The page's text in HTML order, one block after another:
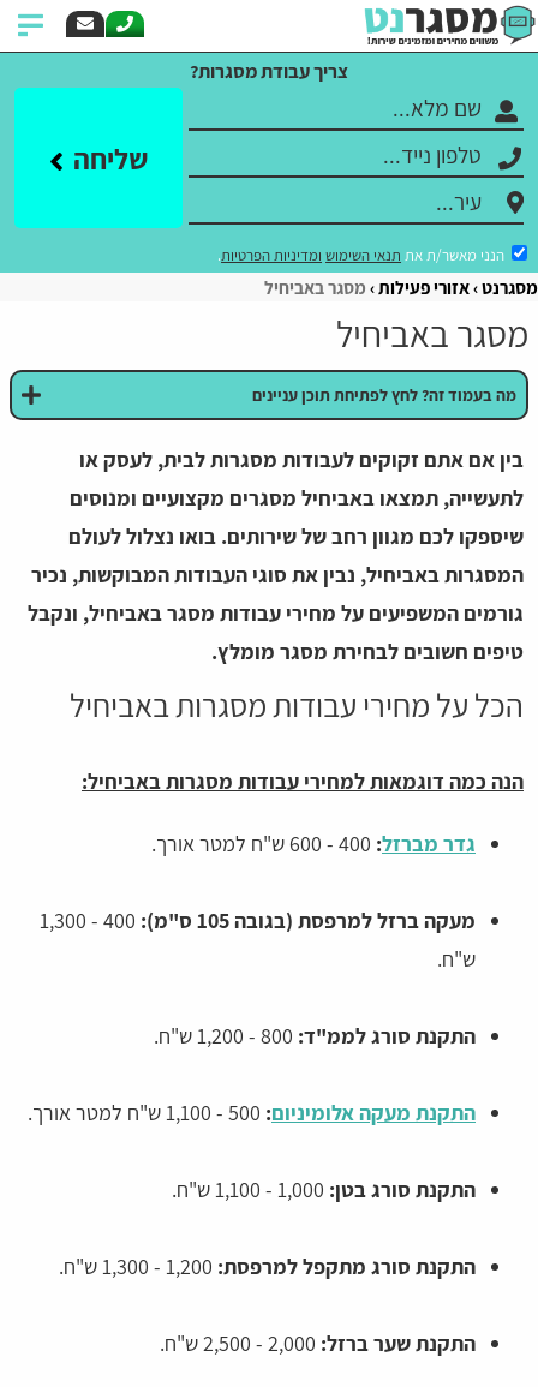
צריך עבודת מסגרות?
שליחה
הנני מאשר/ת את תנאי השימוש ומדיניות הפרטיות.
מסגרנט אזורי פעילות מסגר באביחיל
מסגר באביחיל
מה בעמוד זה? לחץ לפתיחת תוכן עניינים
בין אם אתם זקוקים לעבודות מסגרות לבית, לעסק או
לתעשייה, תמצאו באביחיל מסגרים מקצועיים ומנוסים
שיספקו לכם מגוון רחב של שירותים. בואו נצלול לעולם
המסגרות באביחיל, נבין את סוגי העבודות המבוקשות, נכיר
גורמים המשפיעים על מחירי עבודות מסגר באביחיל, ונקבל
טיפים חשובים לבחירת מסגר מומלץ.
הכל על מחירי עבודות מסגרות באביחיל
הנה כמה דוגמאות למחירי עבודות מסגרות באביחיל:
גדר מברזל:
מעקה ברזל למרפסת (בגובה 105 ס"מ):
400 - 1,300
ש"ח.
התקנת סורג לממ"ד:
התקנת מעקה אלומיניום:
התקנת סורג בטן:
התקנת סורג מתקפל למרפסת:
התקנת שער ברזל: